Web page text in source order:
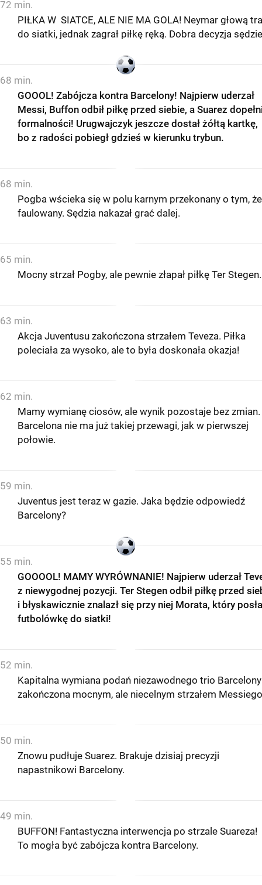
72 min.
PIŁKA W SIATCE, ALE NIE MA GOLA! Neymar głową
do siatki, jednak zagrał piłkę ręką. Dobra decyzja
68 min.
GOOOL! Zabójcza kontra Barcelony! Najpierw uderzał
Messi, Buffon odbił piłkę przed siebie, a Suarez
formalności! Urugwajczyk jeszcze dostał żółtą kartkę,
bo z radości pobiegł gdzieś w kierunku trybun.
68 min.
Pogba wścieka się w polu karnym przekonany o tym, że
faulowany. Sędzia nakazał grać dalej.
65 min.
Mocny strzał Pogby, ale pewnie złapał piłkę Ter Stegen.
63 min.
Akcja Juventusu zakończona strzałem Teveza. Piłka
poleciała za wysoko, ale to była doskonała okazja!
62 min.
Mamy wymianę ciosów, ale wynik pozostaje bez zmian.
Barcelona nie ma już takiej przewagi, jak w pierwszej
połowie.
59 min.
Juventus jest teraz w gazie. Jaka będzie odpowiedź
Barcelony?
55 min.
GOOOOL! MAMY WYRÓWNANIE! Najpierw uderzał
z niewygodnej pozycji. Ter Stegen odbił piłkę przed
i błyskawicznie znalazł się przy niej Morata, który
futbolówkę do siatki!
52 min.
Kapitalna wymiana podań niezawodnego trio Barcelony
zakończona mocnym, ale niecelnym strzałem
50 min.
Znowu pudłuje Suarez. Brakuje dzisiaj precyzji
napastnikowi Barcelony.
49 min.
BUFFON! Fantastyczna interwencja po strzale Suareza!
To mogła być zabójcza kontra Barcelony.